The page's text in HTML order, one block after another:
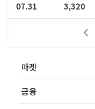
07.31
07.31 3,320
마켓
금융